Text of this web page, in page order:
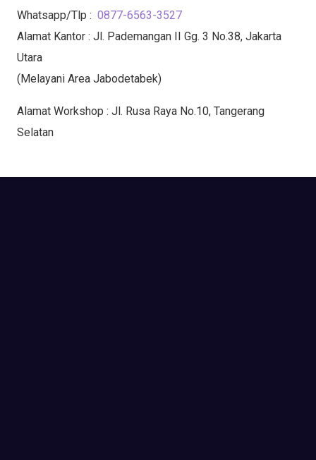
Whatsapp/Tlp : 0877-6563-3527
Alamat Kantor : Jl. Pademangan II Gg. 3 No.38, Jakarta
Utara
(Melayani Area Jabodetabek)
Alamat Workshop : Jl. Rusa Raya No.10, Tangerang
Selatan